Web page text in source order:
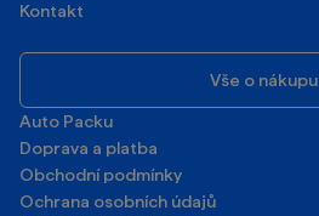
Kontakt
Vše o nákupu
Auto Packu
Doprava a platba
Obchodní podmínky
Ochrana osobních údajů